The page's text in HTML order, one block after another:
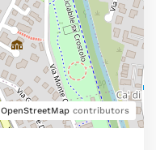
OpenStreetMap contributors